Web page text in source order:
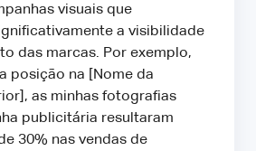
visuais que
a visibilidade
das marcas. Por exemplo,
posição na [Nome da
as minhas fotografias
publicitária resultaram
30% nas vendas de